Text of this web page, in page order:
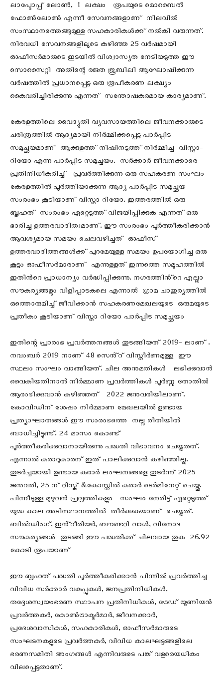
ലാപ്ടോപ്പ് ലോൺ, 1 ലക്ഷം രൂപയുടെ മൊബൈൽ
ഫോൺലോൺ എന്നീ സേവനങ്ങളാണ് നിലവിൽ
സംസ്ഥാനത്തെങ്ങുമുള്ള സഹകാരികൾക്ക് നൽകി വരുന്നത്.
നിരവധി സേവനങ്ങളിലൂടെ കഴിഞ്ഞ 25 വർഷമായി
ഓഫീസർമാരുടെ ഇടയിൽ വിശ്വാസ്യത നേടിയടുത്ത ഈ
സൊസൈറ്റി അതിന്റെ രജത ജൂബിലി ആഘോഷിക്കുന്ന
വർഷത്തിൽ പ്രധാനപ്പെട്ട ഒരു രൂപീകരണ ലക്ഷ്യം
കൈവരിച്ചിരിക്കുന്നു എന്നത് സന്തോഷകരമായ കാര്യമാണ്.
കേരളത്തിലെ വൈദ്യുതി വ്യവസായത്തിലെ ജീവനക്കാരുടെ
ചരിത്രത്തിൽ ആദ്യമായി നിർമ്മിക്കപ്പെട്ട പാർപ്പിട
സമുച്ഛയമാണ് ആക്കുളത്ത് നിഷിനടുത്ത് നിർമ്മിച്ച വിസ്റ്റാ-
റിയോ എന്ന പാർപ്പിട സമുച്ചയം. സർക്കാർ ജീവനക്കാരെ
പ്രതിനിധീകരിച്ച് പ്രവർത്തിക്കുന്ന ഒരു സഹകരണ സംഘം
കേരളത്തിൽ പൂർത്തിയാക്കുന്ന ആദ്യ പാർപ്പിട സമുച്ഛയ
സംരംഭം കൂടിയാണ് വിസ്താ റിയോ. ഇത്തരത്തിൽ ഒരു
ബൃഹത് സംരംഭം ഏറ്റെടുത്ത് വിജയിപ്പിക്കുക എന്നത് ഒരു
ഭാരിച്ച ഉത്തരവാദിത്വമാണ്. ഈ സംരംഭം പൂർത്തീകരിക്കാൻ
ആവശ്യമായ സമയം ചെലവഴിച്ചത് ഓഫീസ്
ഉത്തരവാദിത്തങ്ങൾക്ക് പുറമേയുള്ള സമയം ഉപയോഗിച്ച ഒരു
കൂട്ടം ഓഫീസർമാരാണ് എന്നുള്ളത് ഇന്നത്തെ സമൂഹത്തിൽ
ഇതിൻറെ പ്രാധാന്യം വർദ്ധിപ്പിക്കുന്നു. നഗരത്തിൻ്റെ എല്ലാ
സൗകര്യങ്ങളും വിളിപ്പാടകലെ എന്നാൽ ഗ്രാമ ചാതുര്യത്തിൽ
ഒത്തൊരുമിച്ച് ജീവിക്കാൻ സഹകരണമേഖലയുടെ ഒരുമയുടെ
പ്രതീകം കൂടിയാണ് വിസ്താ റിയോ പാർപ്പിട സമുച്ഛയം
ഇതിന്റെ പ്രാരംഭ പ്രവർത്തനങ്ങൾ തുടങ്ങിയത് 2019- ലാണ് .
നവംബർ 2019 നാണ് 48 സെൻ്റ് വിസ്തീർണമുള്ള ഈ
സ്ഥലം സംഘം വാങ്ങിയത്. ചില അനുമതികൾ ലഭിക്കുവാൻ
വൈകിയതിനാൽ നിർമ്മാണ പ്രവർത്തികൾ പൂർണ്ണ തോതിൽ
ആരംഭിക്കുവാൻ കഴിഞ്ഞത് 2022 ജനുവരിയിലാണ്.
കോവിഡിന് ശേഷം നിർമ്മാണ മേഖലയിൽ ഉണ്ടായ
പ്രത്യാഘാതങ്ങൾ ഈ സംരംഭത്തെ നല്ല രീതിയിൽ
ബാധിച്ചിട്ടുണ്ട്. 24 മാസം കൊണ്ട്
പൂർത്തീകരിക്കുവാനായിരുന്നു പദ്ധതി വിഭാവനം ചെയ്തതത്.
എന്നാൽ കരാറുകാരന് ഇത് പാലിക്കുവാൻ കഴിഞ്ഞില്ല.
തുടർച്ചയായി ഉണ്ടായ കരാർ ലംഘനങ്ങളെ തുടർന്ന് 2025
ജനുവരി, 25 ന് റിസ്ക് &കോസ്റ്റിൽ കരാർ ടെർമിനേറ്റ് ചെയ്തു.
പിന്നീടുള്ള മുഴുവൻ പ്രവൃത്തികളും സംഘം നേരിട്ട് ഏറ്റെടുത്ത്
യുദ്ധ കാല അടിസ്ഥാനത്തിൽ തീർക്കുകയാണ് ചെയ്തത്.
ബിൽഡിംഗ്, ഇൻ്റീരിയർ, ബൗണ്ടറി വാൾ, വിനോദ
സൗകര്യങ്ങൾ തുടങ്ങി ഈ പദ്ധതിക്ക് ചിലവായ തുക 26.92
കോടി രൂപയാണ്
ഈ ബൃഹത് പദ്ധതി പൂർത്തീകരിക്കാൻ പിന്നിൽ പ്രവർത്തിച്ച
വിവിധ സർക്കാർ വകുപ്പുകൾ, ജനപ്രതിനിധികൾ,
തദ്ദേശസ്വയംഭരണ സ്ഥാപന പ്രതിനിധികൾ, ട്രേഡ് യൂണിയൻ
പ്രവർത്തകർ, കോൺട്രാക്ടർമാർ, ജീവനക്കാർ,
പ്രദേശവാസികൾ, സഹകാരികൾ, ഓഫീസർമാരുടെ
സംഘടനകളുടെ പ്രവർത്തകർ, വിവിധ കാലഘട്ടങ്ങളിലെ
ഭരണസമിതി അംഗങ്ങൾ എന്നിവരുടെ പങ്ക് വളരെയധികം
വിലപ്പെട്ടതാണ്.